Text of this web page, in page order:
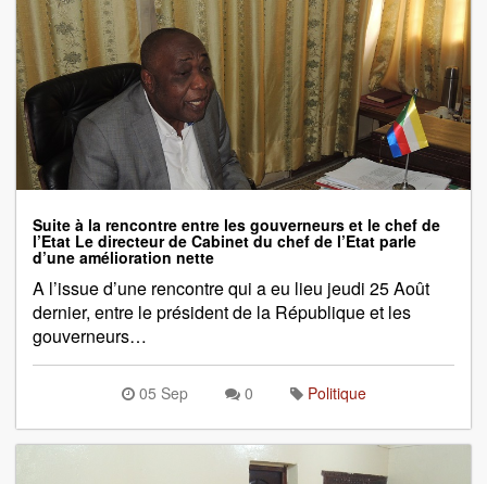
Suite à la rencontre entre les gouverneurs et le chef de
l’Etat Le directeur de Cabinet du chef de l’Etat parle
d’une amélioration nette
A l’issue d’une rencontre qui a eu lieu jeudi 25 Août
dernier, entre le président de la République et les
gouverneurs…
05 Sep 0 Politique